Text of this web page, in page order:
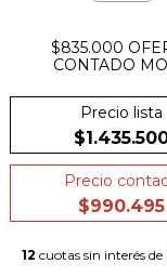
$835.000
CONTADO
VESPA CON
Precio lista
Precio
$990.495
12 cuotas sin interés de